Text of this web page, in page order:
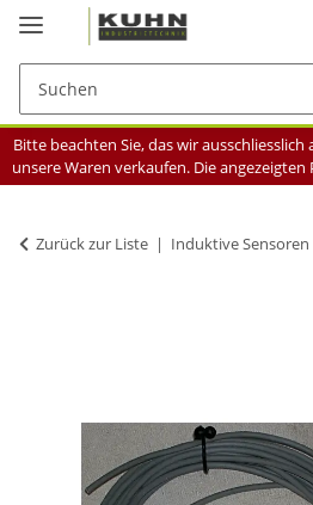
Bitte beachten Sie, das wir
unsere Waren verkaufen. Die angezeigten
Zurück zur Liste Induktive Sensoren